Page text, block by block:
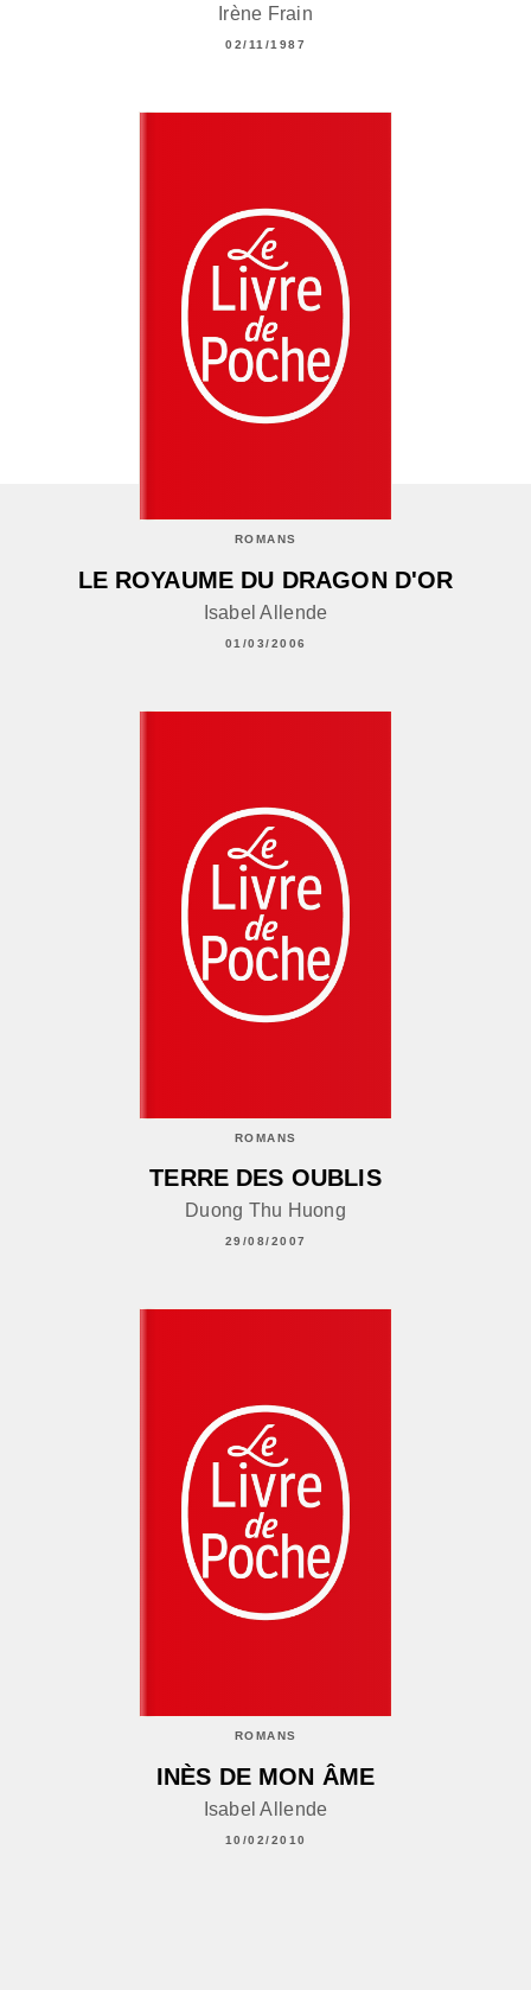
Irène Frain
02/11/1987
ROMANS
LE ROYAUME DU DRAGON D'OR
Isabel Allende
01/03/2006
ROMANS
TERRE DES OUBLIS
Duong Thu Huong
29/08/2007
ROMANS
INÈS DE MON ÂME
Isabel Allende
10/02/2010